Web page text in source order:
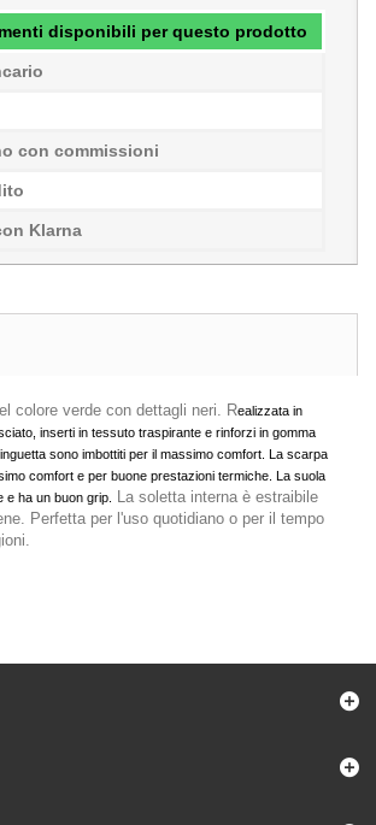
disponibili per questo prodotto
con commissioni
Klarna
colore verde con dettagli neri. Realizzata in
inserti in tessuto traspirante e rinforzi in gomma
sono imbottiti per il massimo comfort. La scarpa
comfort e per buone prestazioni termiche. La suola
e ha un buon grip.
La soletta interna è estraibile
Perfetta per l'uso quotidiano o per il tempo